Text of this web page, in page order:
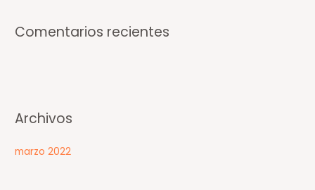
Comentarios recientes
Archivos
marzo 2022